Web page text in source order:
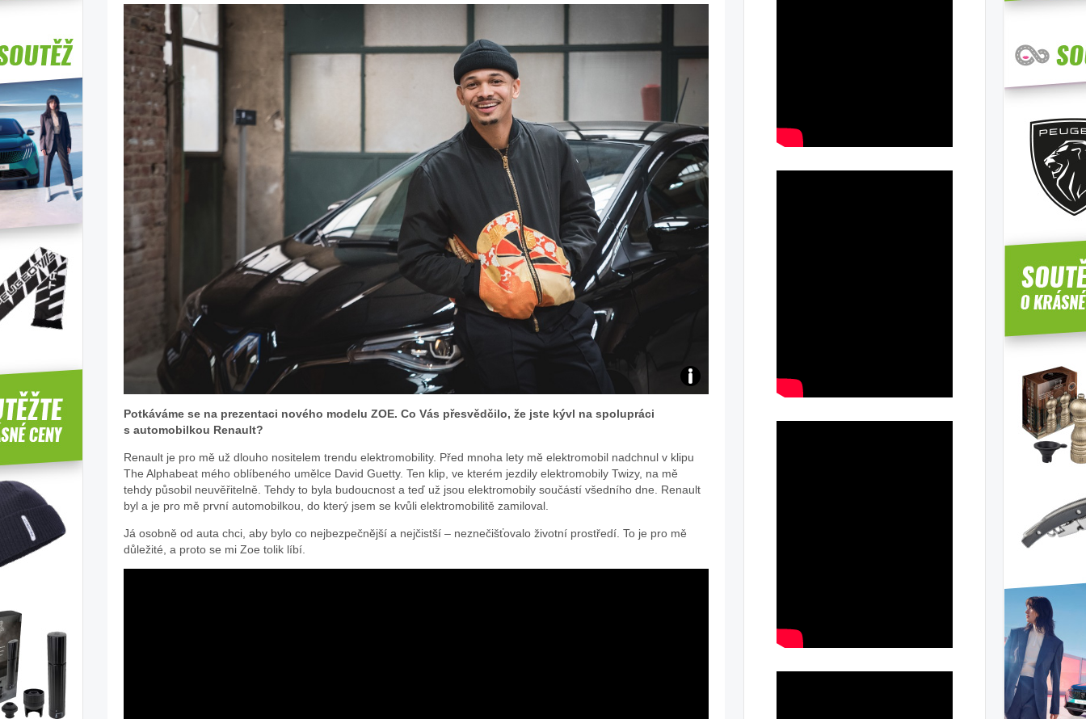
Zdroj:
automobilky
Renault
Potkáváme se na prezentaci nového modelu ZOE. Co Vás přesvědčilo, že jste kývl na spolupráci
s automobilkou Renault?
Renault je pro mě už dlouho nositelem trendu elektromobility. Před mnoha lety mě elektromobil nadchnul v klipu
The Alphabeat mého oblíbeného umělce David Guetty. Ten klip, ve kterém jezdily elektromobily Twizy, na mě
tehdy působil neuvěřitelně. Tehdy to byla budoucnost a teď už jsou elektromobily součástí všedního dne. Renault
byl a je pro mě první automobilkou, do který jsem se kvůli elektromobilitě zamiloval.
Já osobně od auta chci, aby bylo co nejbezpečnější a nejčistší – neznečišťovalo životní prostředí. To je pro mě
důležité, a proto se mi Zoe tolik líbí.